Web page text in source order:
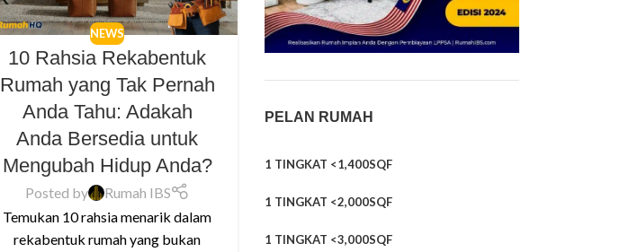
NEWS
10 Rahsia Rekabentuk
Rumah yang Tak Pernah
Anda Tahu: Adakah
Anda Bersedia untuk
Mengubah Hidup Anda?
Posted by
Rumah IBS
Temukan 10 rahsia menarik dalam
rekabentuk rumah yang bukan
PELAN RUMAH
1 TINGKAT <1,400SQF
1 TINGKAT <2,000SQF
1 TINGKAT <3,000SQF